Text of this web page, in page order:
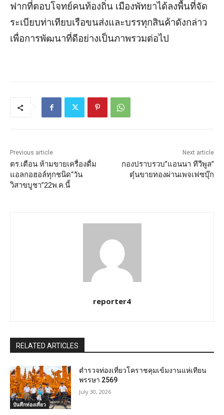
ฟากที่ตอบโจทย์คนท้องถิ่น เมืองพัทยาได้ลงพื้นที่จัด
ระเบียบท่าเทียบเรือขนส่งและบรรทุกสินค้าดังกล่าว
เพื่อการพัฒนาที่ดีอย่างเป็นภาพรวมต่อไป
Previous article
ตร.เตือน ห้ามขายเครื่องดื่ม
แอลกอฮอล์ทุกชนิด“วัน
วิสาขบูชา”22พ.ค.นี้
Next article
กองปราบรวบ”แอนนา ทีวีพูล”
ตุ๋นขายทองผ่านเพจเฟซบุ๊ก
reporter4
RELATED ARTICLES
บันทึกท่องเที่ยว
ตำรวจท่องเที่ยวโคราชคุมเข้มงานแห่เทียน
พรรษา 2569
July 30, 2026